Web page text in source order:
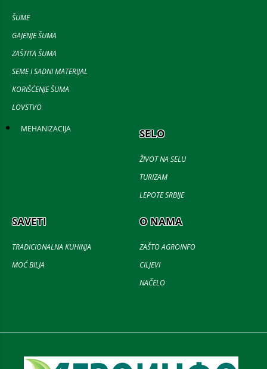
ŠUME
GAJENJE ŠUMA
ZAŠTITA ŠUMA
SEME I SADNI MATERIJAL
KORIŠĆENJE ŠUMA
LOVSTVO
MEHANIZACIJA SELO
ŽIVOT NA SELU
TURIZAM
LEPOTE SRBIJE
SAVETI
TRADICIONALNA KUHINJA
MOĆ BILJA
O NAMA
ZAŠTO AGROINFO
CILJEVI
NAČELO